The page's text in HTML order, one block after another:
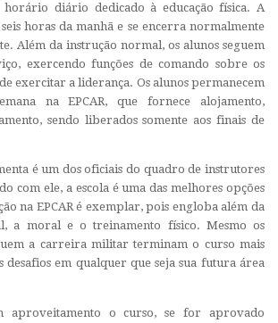
diário dedicado à educação física. A
horas da manhã e se encerra normalmente
Além da instrução normal, os alunos seguem
exercendo funções de comando sobre os
exercitar a liderança. Os alunos permanecem
na EPCAR, que fornece alojamento,
sendo liberados somente aos finais de
é um dos oficiais do quadro de instrutores
com ele, a escola é uma das melhores opções
na EPCAR é exemplar, pois engloba além da
a moral e o treinamento físico. Mesmo os
a carreira militar terminam o curso mais
em qualquer que seja sua futura área
aproveitamento o curso, se for aprovado